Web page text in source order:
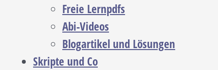
Freie Lernpdfs
Abi-Videos
Blogartikel und Lösungen
Skripte und Co